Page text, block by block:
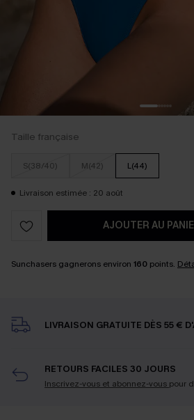
Taille française
S(38/40) M(42) L(44)
Livraison estimée : 20 août
AJOUTER AU
Sunchasers gagnerons environ 160 points.
LIVRAISON GRATUITE DÈS 55 €
RETOURS FACILES 30 JOURS
Inscrivez-vous et abonnez-vous pour